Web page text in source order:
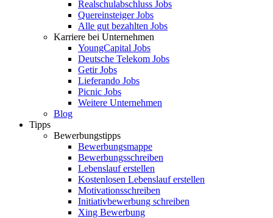
Realschulabschluss Jobs
Quereinsteiger Jobs
Alle gut bezahlten Jobs
Karriere bei Unternehmen
YoungCapital Jobs
Deutsche Telekom Jobs
Getir Jobs
Lieferando Jobs
Picnic Jobs
Weitere Unternehmen
Blog
Tipps
Bewerbungstipps
Bewerbungsmappe
Bewerbungsschreiben
Lebenslauf erstellen
Kostenlosen Lebenslauf erstellen
Motivationsschreiben
Initiativbewerbung schreiben
Xing Bewerbung